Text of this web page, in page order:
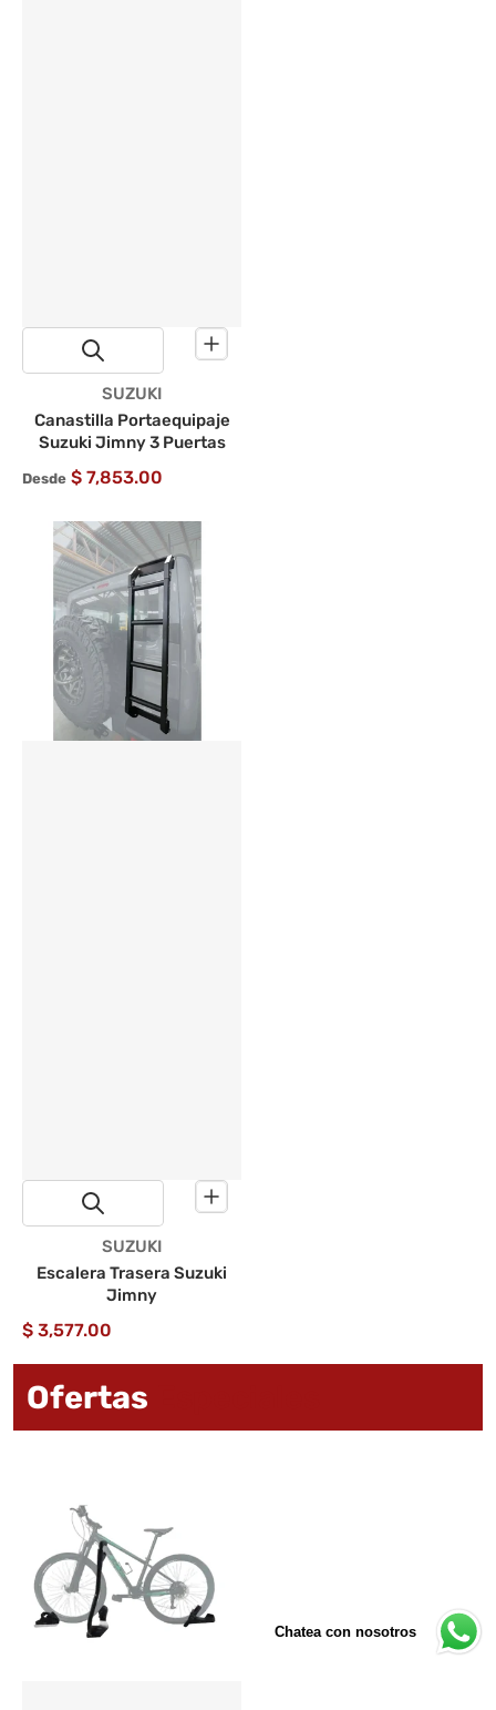
Proveedor:
SUZUKI
Canastilla Portaequipaje
Suzuki Jimny 3 Puertas
Desde $ 7,853.00
Proveedor:
SUZUKI
Escalera Trasera Suzuki
Jimny
$ 3,577.00
Ofertas
Chatea con nosotros